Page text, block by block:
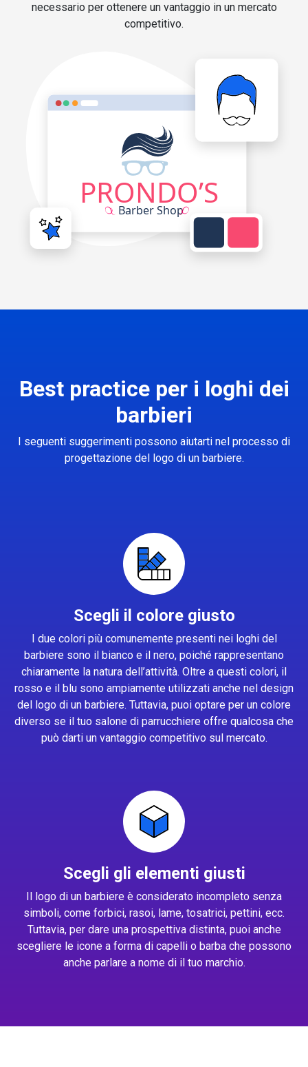
necessario per ottenere un vantaggio in un mercato
competitivo.
Best practice per i loghi dei
barbieri
I seguenti suggerimenti possono aiutarti nel processo di
progettazione del logo di un barbiere.
Scegli il colore giusto
I due colori più comunemente presenti nei loghi del
barbiere sono il bianco e il nero, poiché rappresentano
chiaramente la natura dell’attività. Oltre a questi colori, il
rosso e il blu sono ampiamente utilizzati anche nel design
del logo di un barbiere. Tuttavia, puoi optare per un colore
diverso se il tuo salone di parrucchiere offre qualcosa che
può darti un vantaggio competitivo sul mercato.
Scegli gli elementi giusti
Il logo di un barbiere è considerato incompleto senza
simboli, come forbici, rasoi, lame, tosatrici, pettini, ecc.
Tuttavia, per dare una prospettiva distinta, puoi anche
scegliere le icone a forma di capelli o barba che possono
anche parlare a nome di il tuo marchio.